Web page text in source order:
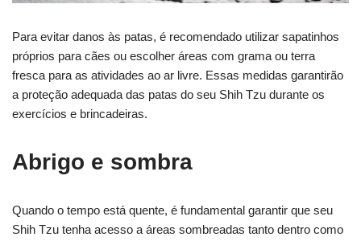
Para evitar danos às patas, é recomendado utilizar sapatinhos
próprios para cães ou escolher áreas com grama ou terra
fresca para as atividades ao ar livre. Essas medidas garantirão
a proteção adequada das patas do seu Shih Tzu durante os
exercícios e brincadeiras.
Abrigo e sombra
Quando o tempo está quente, é fundamental garantir que seu
Shih Tzu tenha acesso a áreas sombreadas tanto dentro como